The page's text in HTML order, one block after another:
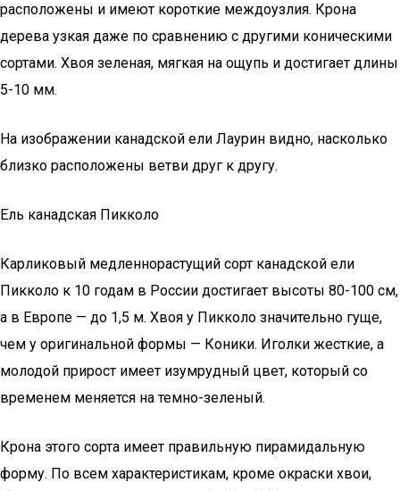
расположены и имеют короткие междоузлия. Крона
дерева узкая даже по сравнению с другими коническими
сортами. Хвоя зеленая, мягкая на ощупь и достигает длины
5-10 мм.
На изображении канадской ели Лаурин видно, насколько
близко расположены ветви друг к другу.
Ель канадская Пикколо
Карликовый медленнорастущий сорт канадской ели
Пикколо к 10 годам в России достигает высоты 80-100 см,
а в Европе — до 1,5 м. Хвоя у Пикколо значительно гуще,
чем у оригинальной формы — Коники. Иголки жесткие, а
молодой прирост имеет изумрудный цвет, который со
временем меняется на темно-зеленый.
Крона этого сорта имеет правильную пирамидальную
форму. По всем характеристикам, кроме окраски хвои,